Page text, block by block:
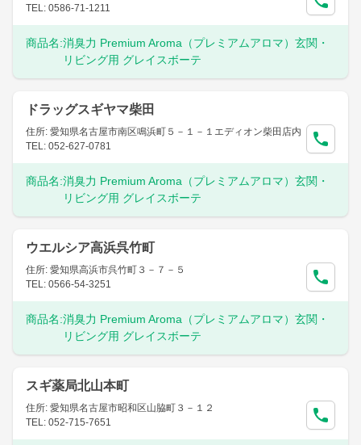
TEL: 0586-71-1211
商品名:消臭力 Premium Aroma（プレミアムアロマ）玄関・
リビング用 グレイスボーテ
ドラッグスギヤマ柴田
住所: 愛知県名古屋市南区鳴浜町５－１－１エディオン柴田店内
TEL: 052-627-0781
商品名:消臭力 Premium Aroma（プレミアムアロマ）玄関・
リビング用 グレイスボーテ
ウエルシア高浜呉竹町
住所: 愛知県高浜市呉竹町３－７－５
TEL: 0566-54-3251
商品名:消臭力 Premium Aroma（プレミアムアロマ）玄関・
リビング用 グレイスボーテ
スギ薬局北山本町
住所: 愛知県名古屋市昭和区山脇町３－１２
TEL: 052-715-7651